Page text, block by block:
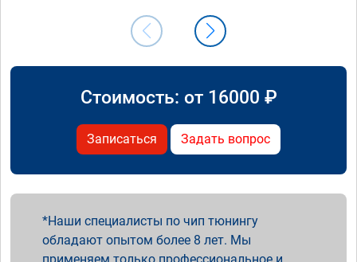
Стоимость: от 16000 ₽
Записаться Задать вопрос
Наши специалисты по чип тюнингу
обладают опытом более 8 лет. Мы